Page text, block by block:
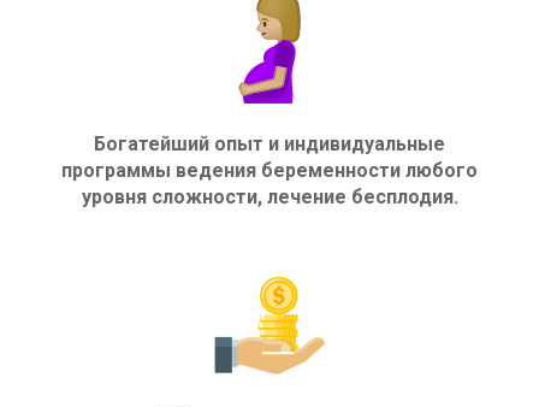
Богатейший опыт и индивидуальные
программы ведения беременности любого
уровня сложности, лечение бесплодия.